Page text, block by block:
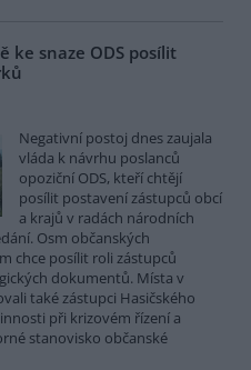
ke snaze ODS posílit
Negativní postoj dnes zaujala
vláda k návrhu poslanců
opoziční ODS, kteří chtějí
posílit postavení zástupců obcí
a krajů v radách národních
Osm občanských
chce posílit roli zástupců
dokumentů. Místa v
také zástupci Hasičského
při krizovém řízení a
stanovisko občanské